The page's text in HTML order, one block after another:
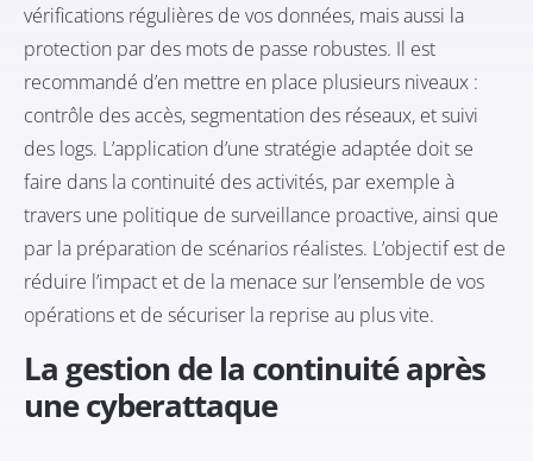
vérifications régulières de vos données, mais aussi la
protection par des mots de passe robustes. Il est
recommandé d’en mettre en place plusieurs niveaux :
contrôle des accès, segmentation des réseaux, et suivi
des logs. L’application d’une stratégie adaptée doit se
faire dans la continuité des activités, par exemple à
travers une politique de surveillance proactive, ainsi que
par la préparation de scénarios réalistes. L’objectif est de
réduire l’impact et de la menace sur l’ensemble de vos
opérations et de sécuriser la reprise au plus vite.
La gestion de la continuité après
une cyberattaque